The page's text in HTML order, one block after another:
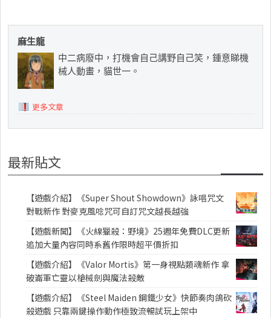
麻生龍
中二病廢中，打機會自己講野自己笑，鍾意睇機
械人動畫，貓世一。
更多文章
最新貼文
【遊戲介紹】《Super Shout Showdown》詠唱咒文
對戰新作 對麥克風唸咒可自訂咒文越長越強
【遊戲新聞】《火線獵殺：野境》25週年免費DLC更新
追加大量內容同時系舊作限時超平價折扣
【遊戲介紹】《Valor Mortis》第一身視點類魂新作 拿
破崙軍亡靈以槍械劍與魔法殺敵
【遊戲介紹】《Steel Maiden 鋼鐵少女》快節奏肉鴿砍
殺遊戲 只靠兩鍵操作動作極致流暢試玩上架中